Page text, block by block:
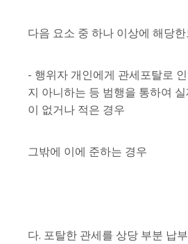
다음 요소 중 하나 이상에 해당
- 행위자 개인에게 관세포탈로
지 아니하는 등 범행을 통하여
이 없거나 적은 경우
그밖에 이에 준하는 경우
다. 포탈한 관세를 상당 부분 납